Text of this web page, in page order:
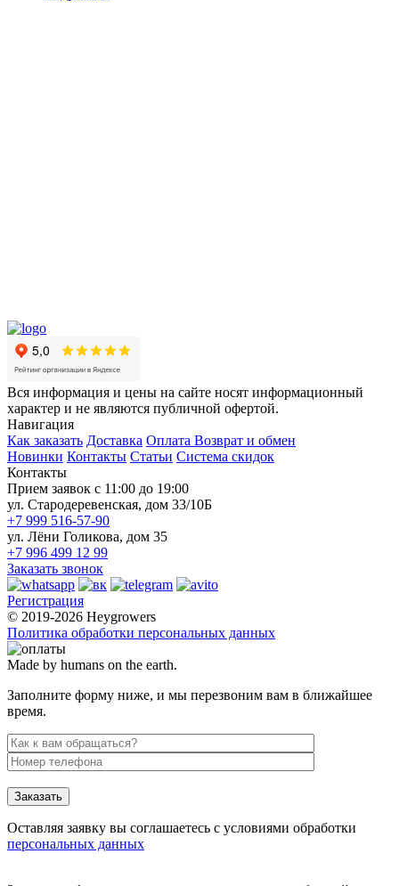
Вся информация и цены на сайте носят информационный
характер и не являются публичной офертой.
Навигация
Как заказать Доставка Оплата Возврат и обмен
Новинки Контакты Статьи Система скидок
Контакты
Прием заявок с 11:00 до 19:00
ул. Стародеревенская, дом 33/10Б
+7 999 516-57-90
ул. Лёни Голикова, дом 35
+7 996 499 12 99
Заказать звонок
Регистрация
© 2019-2026 Heygrowers
Политика обработки персональных данных
Made by humans on the earth.
Заполните форму ниже, и мы перезвоним вам в ближайшее
время.
Заказать
Оставляя заявку вы соглашаетесь с условиями обработки
персональных данных